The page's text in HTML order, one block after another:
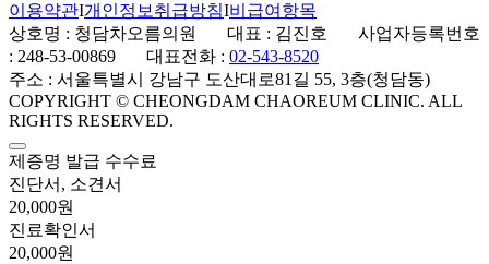
이용약관I개인정보취급방침I비급여항목
상호명 : 청담차오름의원 대표 : 김진호 사업자등록번호
: 248-53-00869 대표전화 : 02-543-8520
주소 : 서울특별시 강남구 도산대로81길 55, 3층(청담동)
COPYRIGHT © CHEONGDAM CHAOREUM CLINIC. ALL
RIGHTS RESERVED.
제증명 발급 수수료
진단서, 소견서
20,000원
진료확인서
20,000원